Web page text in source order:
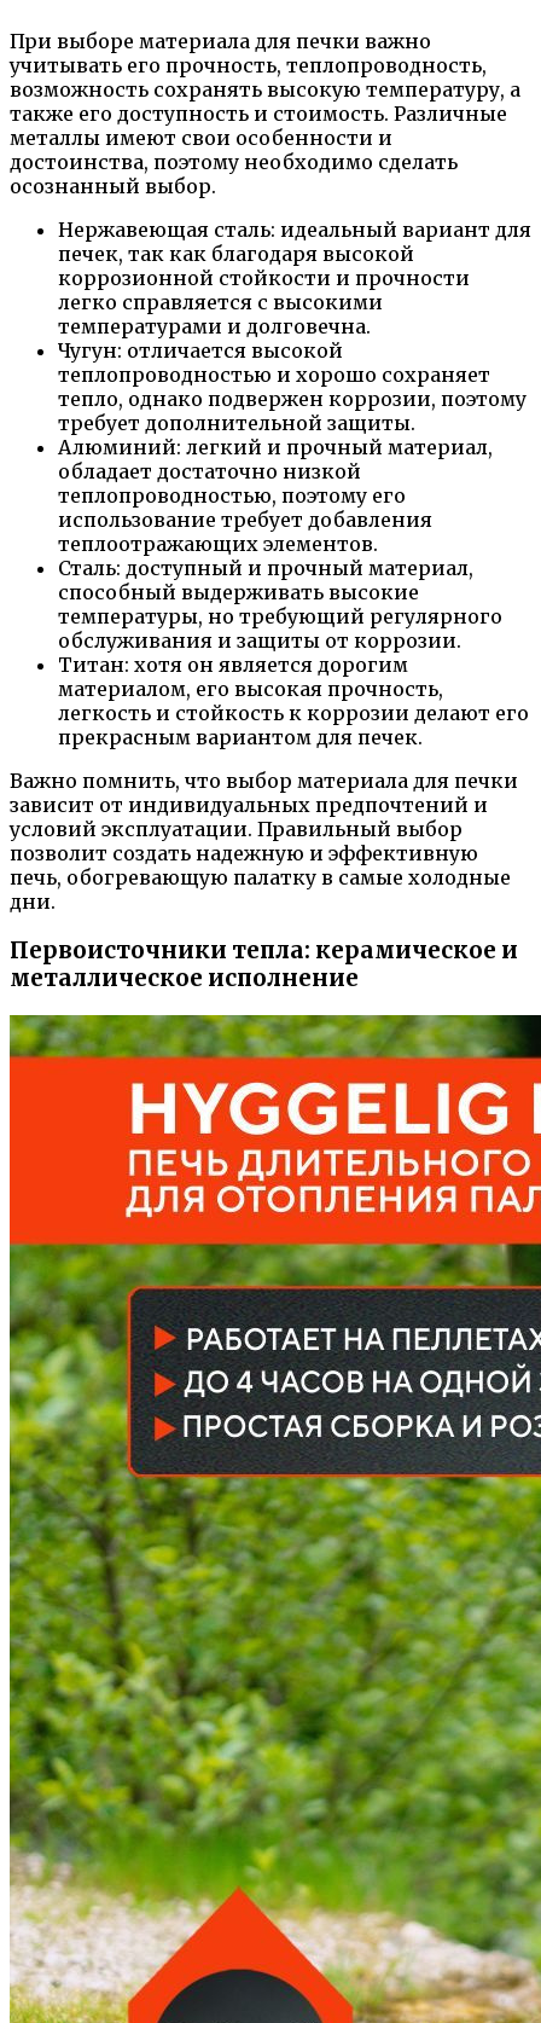
При выборе материала для печки важно
учитывать его прочность, теплопроводность,
возможность сохранять высокую температуру, а
также его доступность и стоимость. Различные
металлы имеют свои особенности и
достоинства, поэтому необходимо сделать
осознанный выбор.
Нержавеющая сталь: идеальный вариант для
печек, так как благодаря высокой
коррозионной стойкости и прочности
легко справляется с высокими
температурами и долговечна.
Чугун: отличается высокой
теплопроводностью и хорошо сохраняет
тепло, однако подвержен коррозии, поэтому
требует дополнительной защиты.
Алюминий: легкий и прочный материал,
обладает достаточно низкой
теплопроводностью, поэтому его
использование требует добавления
теплоотражающих элементов.
Сталь: доступный и прочный материал,
способный выдерживать высокие
температуры, но требующий регулярного
обслуживания и защиты от коррозии.
Титан: хотя он является дорогим
материалом, его высокая прочность,
легкость и стойкость к коррозии делают его
прекрасным вариантом для печек.
Важно помнить, что выбор материала для печки
зависит от индивидуальных предпочтений и
условий эксплуатации. Правильный выбор
позволит создать надежную и эффективную
печь, обогревающую палатку в самые холодные
дни.
Первоисточники тепла: керамическое и
металлическое исполнение